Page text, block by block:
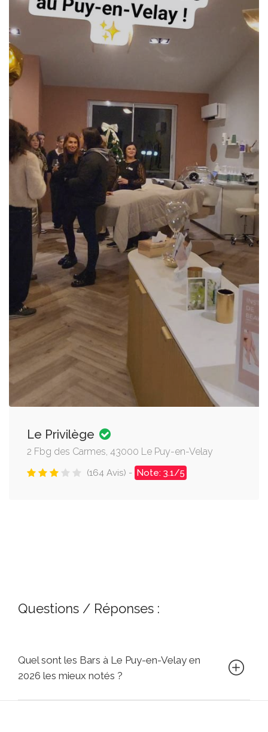
Le Privilège
2 Fbg des Carmes, 43000 Le Puy-en-Velay
(164 Avis) - Note: 3.1/5
Questions / Réponses :
Quel sont les Bars à Le Puy-en-Velay en
2026 les mieux notés ?